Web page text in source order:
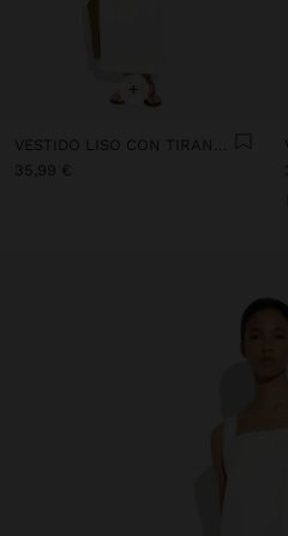
+
VESTIDO LISO CON TIRANTES 100% ALGODÓN
35,99 €